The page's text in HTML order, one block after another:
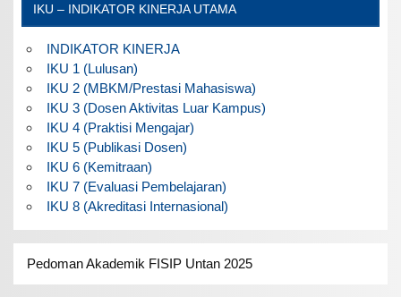
IKU – INDIKATOR KINERJA UTAMA
INDIKATOR KINERJA
IKU 1 (Lulusan)
IKU 2 (MBKM/Prestasi Mahasiswa)
IKU 3 (Dosen Aktivitas Luar Kampus)
IKU 4 (Praktisi Mengajar)
IKU 5 (Publikasi Dosen)
IKU 6 (Kemitraan)
IKU 7 (Evaluasi Pembelajaran)
IKU 8 (Akreditasi Internasional)
Pedoman Akademik FISIP Untan 2025